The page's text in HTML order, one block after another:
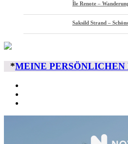
Île Renote –
Saksild Strand –
*MEINE